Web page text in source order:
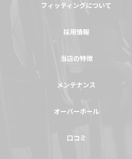
フィッティングについて
採用情報
当店の特徴
メンテナンス
オーバーホール
口コミ